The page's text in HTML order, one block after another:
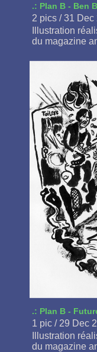
.: Plan B - Ben
2 pics / 31 Dec
Illustration
du magazine
.: Plan B -
1 pic / 29 Dec
Illustration
du magazine